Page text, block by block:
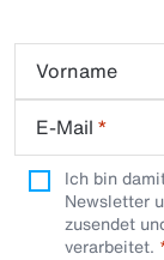
Vorname
E-Mail *
Ich bin
Newsletter
zusendet
verarbeitet.